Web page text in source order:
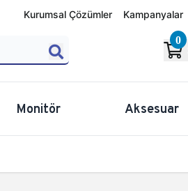
Kurumsal Çözümler Kampanyalar
0
Monitör Aksesuar